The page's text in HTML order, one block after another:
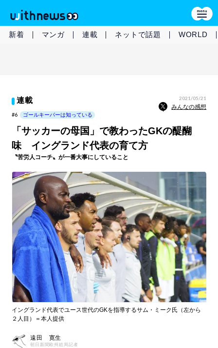
新着 マンガ 連載 ネットで話題 WORLD
連載 2021/05/21
みんなの感想
#6 ゴールキーパーは知っている
「サッカーの母国」で教わったGKの醍醐
味 イングランド代表の育て方
〝苦労人コーチ〟が一番大事にしていること
イングランド代表でユース世代のGKを指導するサム・ミーク氏（左から
２人目）＝本人提供
遠田 寛生
朝日新聞欧州総局記者